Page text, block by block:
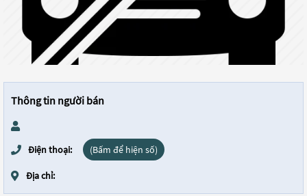
Thông tin người bán
Điện thoại: (Bấm để hiện số)
Địa chỉ: